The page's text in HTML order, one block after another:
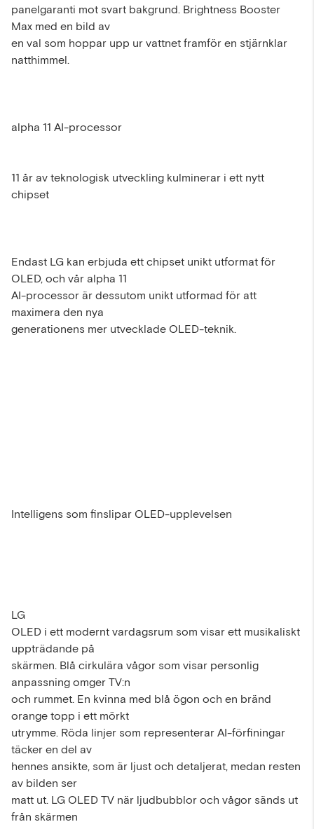
panelgaranti mot svart bakgrund. Brightness Booster
Max med en bild av
en val som hoppar upp ur vattnet framför en stjärnklar
natthimmel.
alpha 11 AI-processor
11 år av teknologisk utveckling kulminerar i ett nytt
chipset
Endast LG kan erbjuda ett chipset unikt utformat för
OLED, och vår alpha 11
AI-processor är dessutom unikt utformad för att
maximera den nya
generationens mer utvecklade OLED-teknik.
Intelligens som finslipar OLED-upplevelsen
LG
OLED i ett modernt vardagsrum som visar ett musikaliskt
uppträdande på
skärmen. Blå cirkulära vågor som visar personlig
anpassning omger TV:n
och rummet. En kvinna med blå ögon och en bränd
orange topp i ett mörkt
utrymme. Röda linjer som representerar AI-förfiningar
täcker en del av
hennes ansikte, som är ljust och detaljerat, medan resten
av bilden ser
matt ut. LG OLED TV när ljudbubblor och vågor sänds ut
från skärmen